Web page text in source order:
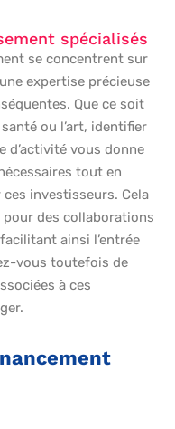
spécialisés
se concentrent sur
expertise précieuse
Que ce soit
ou l’art, identifier
d’activité vous donne
tout en
investisseurs. Cela
des collaborations
ainsi l’entrée
vous toutefois de
à ces